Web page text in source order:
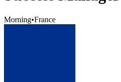
Morning•France